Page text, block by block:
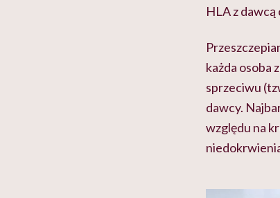
HLA z dawcą
każda osoba
sprzeciwu
dawcy.
względu na